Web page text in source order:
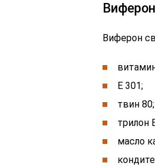
Виферон
Е 301;
твин 80;
трилон
масло